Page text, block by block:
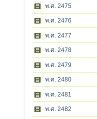
พ.ศ. 2475
พ.ศ. 2476
พ.ศ. 2477
พ.ศ. 2478
พ.ศ. 2479
พ.ศ. 2480
พ.ศ. 2481
พ.ศ. 2482